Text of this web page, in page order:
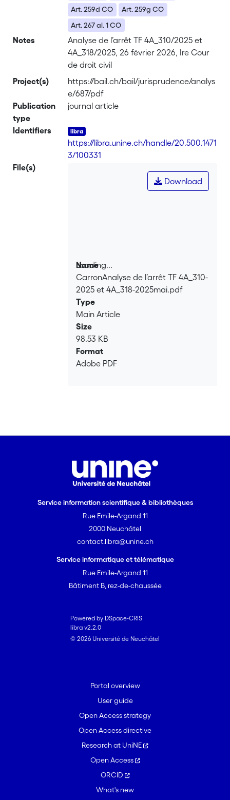
Art. 259d CO
Art. 259g CO
Art. 267 al. 1 CO
Notes
Analyse de l’arrêt TF 4A_310/2025 et
4A_318/2025, 26 février 2026, Ire Cour
de droit civil
Project(s)
https://bail.ch/bail/jurisprudence/analys
e/687/pdf
Publication
type
journal article
Identifiers
https://libra.unine.ch/handle/20.500.1471
3/100331
File(s)
Loading...
Loading...
Download
Name
CarronAnalyse de l’arrêt TF 4A_310-
2025 et 4A_318-2025mai.pdf
Type
Main Article
Size
98.53 KB
Format
Adobe PDF
Service information scientifique & bibliothèques
Rue Emile-Argand 11
2000 Neuchâtel
contact.libra@unine.ch
Service informatique et télématique
Rue Emile-Argand 11
Bâtiment B, rez-de-chaussée
Powered by DSpace-CRIS
libra v2.2.0
© 2026 Université de Neuchâtel
Portal overview
User guide
Open Access strategy
Open Access directive
Research at UniNE
Open Access
ORCID
What's new